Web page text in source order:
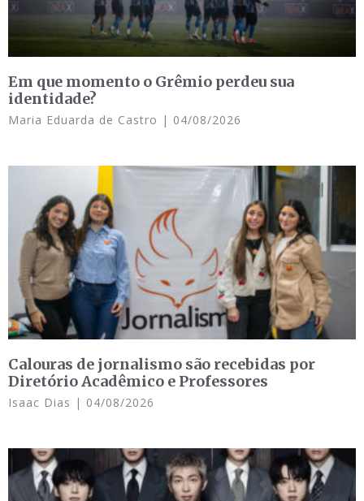
Em que momento o Grêmio perdeu sua
identidade?
Maria Eduarda de Castro 04/08/2026
Calouras de jornalismo são recebidas por
Diretório Acadêmico e Professores
Isaac Dias 04/08/2026